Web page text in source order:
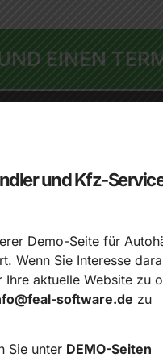
EINEN
an Ihrem
wir den
und Kfz-
Demo-Seite für
Wenn Sie Interesse
aktuelle Website zu
software.de zu
Sie unter DEMO-Seiten